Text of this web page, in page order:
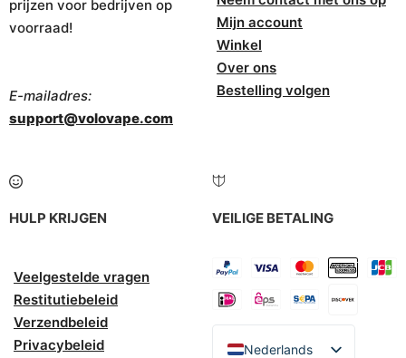
prijzen voor bedrijven op
voorraad!
E-mailadres:
support@volovape.com
Mijn account
Winkel
Over ons
Bestelling volgen
HULP KRIJGEN
Veelgestelde vragen
Restitutiebeleid
Verzendbeleid
Privacybeleid
VEILIGE BETALING
Nederlands